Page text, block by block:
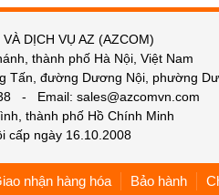
DỊCH VỤ AZ (AZCOM)
thành phố Hà Nội, Việt Nam
Tấn, đường Dương Nội, phường
- Email: sales@azcomvn.com
thành phố Hồ Chính Minh
cấp ngày 16.10.2008
nhận hàng hóa Bảo hành